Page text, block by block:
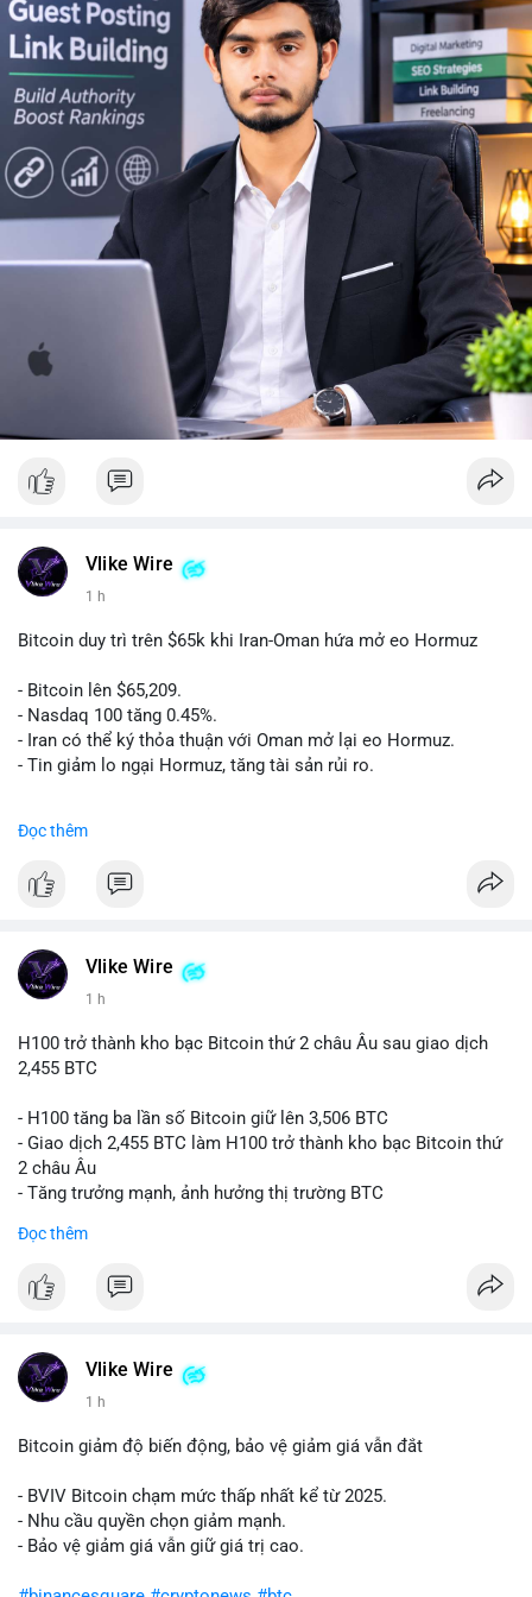
động thanh khoản trên các sàn lớn trong 24-48 giờ tới. Không
nên FOMO hoặc hoảng loạn bán tháo khi thấy lệnh chuyển lớn.
Hãy đặt lệnh dừng lỗ hợp lý và chờ xác nhận xu hướng rõ ràng
trước khi vào lệnh mới.
#10btc #650kusd #chotloinganhan
#tichluydaihan
#btcmempool
Vlike Wire
1 h
Bitcoin duy trì trên $65k khi Iran-Oman hứa mở eo Hormuz
- Bitcoin lên $65,209.
- Nasdaq 100 tăng 0.45%.
- Iran có thể ký thỏa thuận với Oman mở lại eo Hormuz.
- Tin giảm lo ngại Hormuz, tăng tài sản rủi ro.
📰 Nguồn: CoinDesk
Đọc thêm
Vlike Wire
1 h
H100 trở thành kho bạc Bitcoin thứ 2 châu Âu sau giao dịch
2,455 BTC
- H100 tăng ba lần số Bitcoin giữ lên 3,506 BTC
- Giao dịch 2,455 BTC làm H100 trở thành kho bạc Bitcoin thứ
2 châu Âu
- Tăng trưởng mạnh, ảnh hưởng thị trường BTC
#binancesquare
$btc
📰 Nguồn: Cointelegraph
Đọc thêm
Vlike Wire
1 h
Bitcoin giảm độ biến động, bảo vệ giảm giá vẫn đắt
- BVIV Bitcoin chạm mức thấp nhất kể từ 2025.
- Nhu cầu quyền chọn giảm mạnh.
- Bảo vệ giảm giá vẫn giữ giá trị cao.